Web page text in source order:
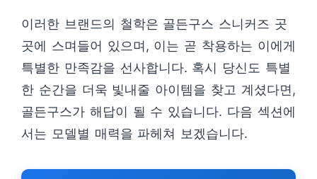
이러한 브랜드의 철학은 골든구스 스니커즈 곳
곳에 스며들어 있으며, 이는 곧 착용하는 이에게
특별한 만족감을 선사합니다. 혹시 당신도 특별
한 순간을 더욱 빛내줄 아이템을 찾고 계셨다면,
골든구스가 해답이 될 수 있습니다. 다음 섹션에
서는 모델별 매력을 파헤쳐 보겠습니다.